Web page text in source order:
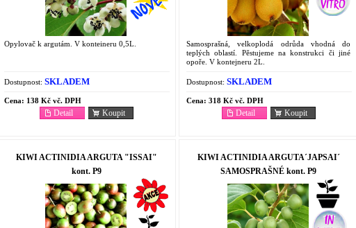
Opylovač k argutám. V konteineru 0,5L.
Dostupnost: SKLADEM
Cena: 138 Kč vč. DPH
Koupit
Detail
Samosprašná, velkoplodá odrůda vhodná do
teplých oblastí. Pěstujeme na konstrukci či jiné
opoře. V kontejneru 2L.
Dostupnost: SKLADEM
Cena: 318 Kč vč. DPH
Koupit
Detail
KIWI ACTINIDIA ARGUTA "ISSAI"
kont. P9
KIWI ACTINIDIA ARGUTA´JAPSAI´
SAMOSPRAŠNÉ kont. P9